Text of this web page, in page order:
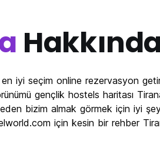
iyi seçim online rezervasyon
gençlik hostels haritası
bizim almak görmek için iyi
için kesin bir rehber